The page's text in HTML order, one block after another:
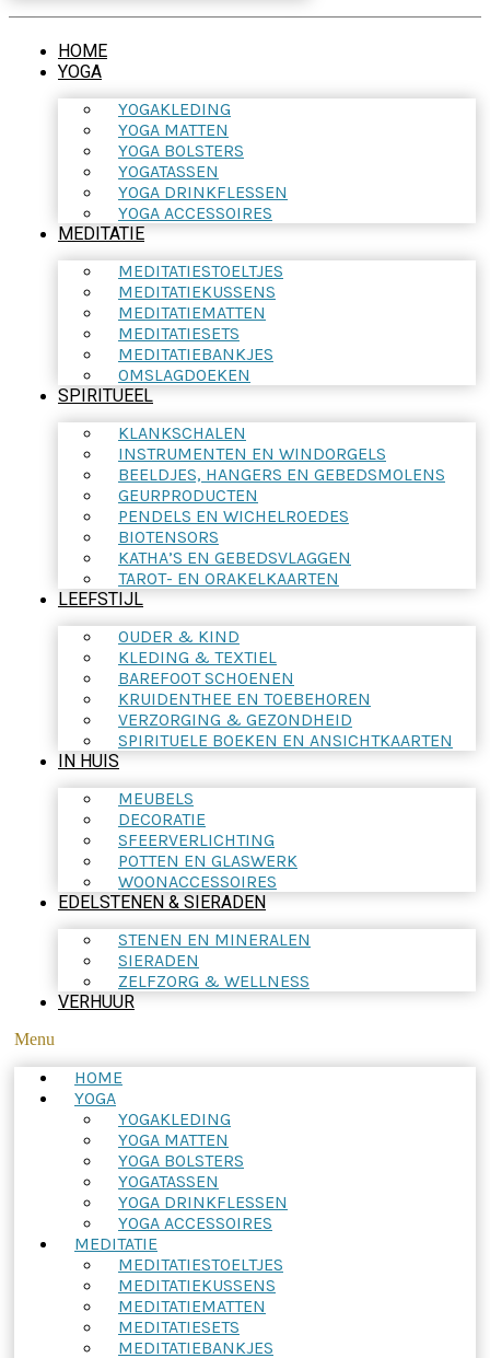
HOME
YOGA
YOGAKLEDING
YOGA MATTEN
YOGA BOLSTERS
YOGATASSEN
YOGA DRINKFLESSEN
YOGA ACCESSOIRES
MEDITATIE
MEDITATIESTOELTJES
MEDITATIEKUSSENS
MEDITATIEMATTEN
MEDITATIESETS
MEDITATIEBANKJES
OMSLAGDOEKEN
SPIRITUEEL
KLANKSCHALEN
INSTRUMENTEN EN WINDORGELS
BEELDJES, HANGERS EN GEBEDSMOLENS
GEURPRODUCTEN
PENDELS EN WICHELROEDES
BIOTENSORS
KATHA’S EN GEBEDSVLAGGEN
TAROT- EN ORAKELKAARTEN
LEEFSTIJL
OUDER & KIND
KLEDING & TEXTIEL
BAREFOOT SCHOENEN
KRUIDENTHEE EN TOEBEHOREN
VERZORGING & GEZONDHEID
SPIRITUELE BOEKEN EN ANSICHTKAARTEN
IN HUIS
MEUBELS
DECORATIE
SFEERVERLICHTING
POTTEN EN GLASWERK
WOONACCESSOIRES
EDELSTENEN & SIERADEN
STENEN EN MINERALEN
SIERADEN
ZELFZORG & WELLNESS
VERHUUR
Menu
HOME
YOGA
YOGAKLEDING
YOGA MATTEN
YOGA BOLSTERS
YOGATASSEN
YOGA DRINKFLESSEN
YOGA ACCESSOIRES
MEDITATIE
MEDITATIESTOELTJES
MEDITATIEKUSSENS
MEDITATIEMATTEN
MEDITATIESETS
MEDITATIEBANKJES